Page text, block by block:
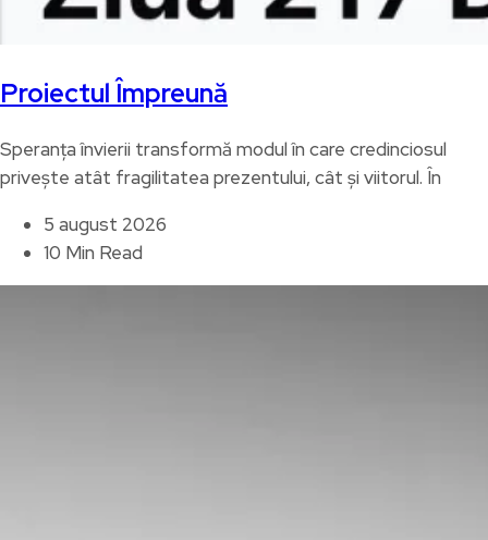
Proiectul Împreună
Speranța învierii transformă modul în care credinciosul
privește atât fragilitatea prezentului, cât și viitorul. În
5 august 2026
10 Min Read